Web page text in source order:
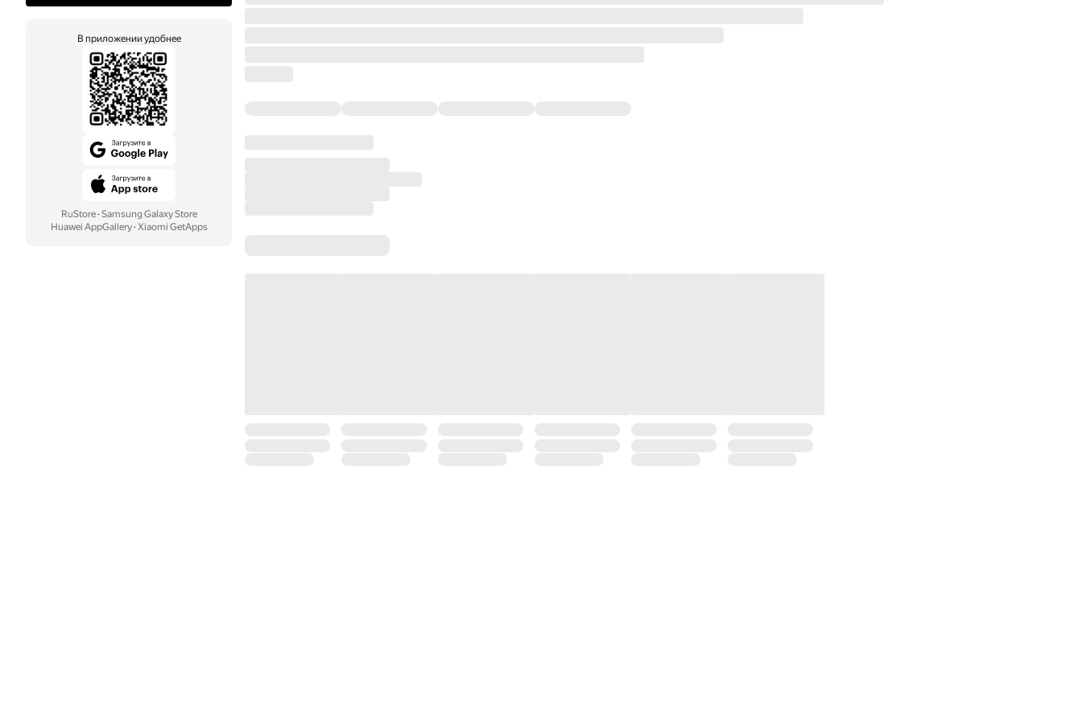
В приложении удобнее
RuStore· Samsung Galaxy Store
Huawei AppGallery· Xiaomi GetApps